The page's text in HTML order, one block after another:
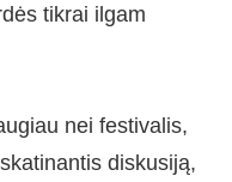
tikrai ilgam
nei festivalis,
diskusiją,